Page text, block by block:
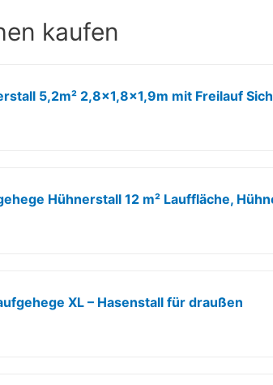
kaufen
5,2m² 2,8x1,8x1,9m mit Freilauf
XL – Hasenstall für draußen